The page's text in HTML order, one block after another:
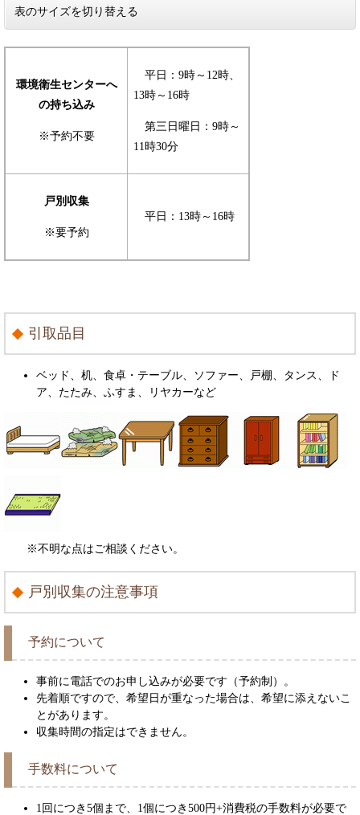
表のサイズを切り替える
環境衛生センターへ
の持ち込み
※予約不要
平日：9時～12時、
13時～16時
第三日曜日：9時～
11時30分
戸別収集
※要予約
平日：13時～16時
引取品目
ベッド、机、食卓・テーブル、ソファー、戸棚、タンス、ド
ア、たたみ、ふすま、リヤカーなど
※不明な点はご相談ください。
戸別収集の注意事項
予約について
事前に電話でのお申し込みが必要です（予約制）。
先着順ですので、希望日が重なった場合は、希望に添えないこ
とがあります。
収集時間の指定はできません。
手数料について
1回につき5個まで、1個につき500円+消費税の手数料が必要で